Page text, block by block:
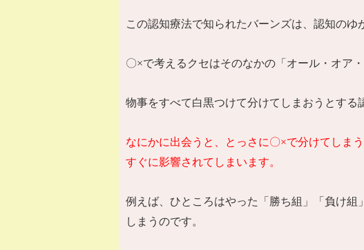
この認知療法で知られたバーンズは、認知のゆ
〇×で考えるクセはそのなかの「オール・オア
物事をすべて白黒つけて分けてしまおうとする
なにかに出会うと、とっさに〇×で分けてしま
すぐに影響されてしまいます。
例えば、ひところはやった「勝ち組」「負け組
しまうのです。